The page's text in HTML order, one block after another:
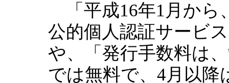
「平成16年1月から
公的個人認証サービ
や、「発行手数料は
では無料で、4月以降